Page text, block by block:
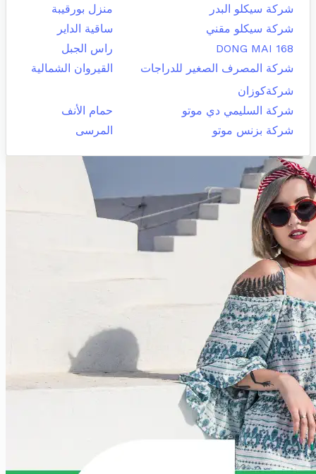
شركة سيكلو البدر
منزل بورقيبة
شركة سيكلو مقني
ساقية الداير
DONG MAI 168
راس الجبل
شركة المصرف الصغير للدراجات
القيروان الشمالية
شركةكوزان
شركة السليمي دي موتو
حمام الأنف
شركة بزنس موتو
المرسى